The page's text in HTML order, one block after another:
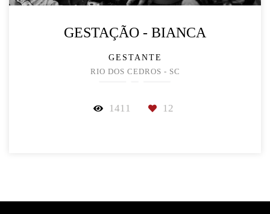
GESTAÇÃO - BIANCA
GESTANTE
RIO DOS CEDROS - SC
1411 12